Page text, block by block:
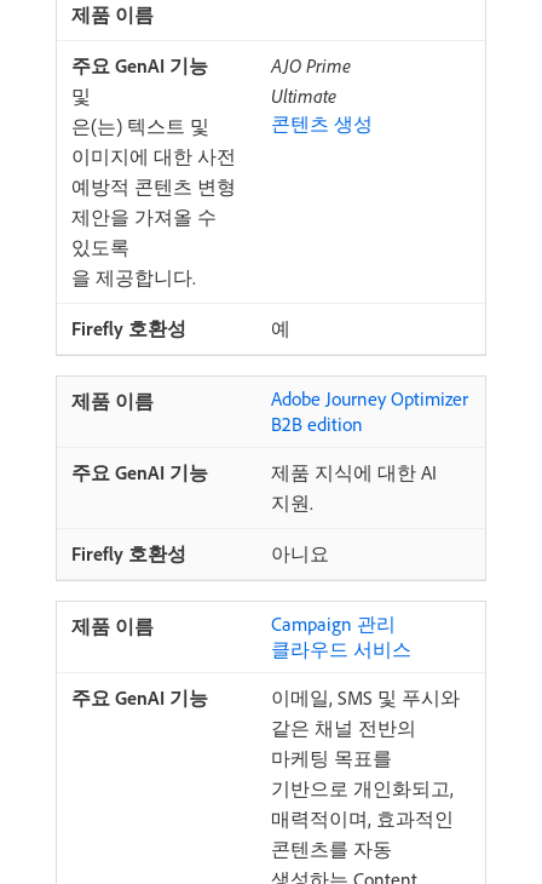
AJO Prime
및
Ultimate
​은(는) 텍스트 및
이미지에 대한 사전
예방적 콘텐츠 변형
제안을 가져올 수
있도록
콘텐츠 생성
을 제공합니다.
예
Adobe Journey Optimizer
B2B edition
제품 지식에 대한 AI
지원.
아니요
Campaign 관리
클라우드 서비스
이메일, SMS 및 푸시와
같은 채널 전반의
마케팅 목표를
기반으로 개인화되고,
매력적이며, 효과적인
콘텐츠를 자동
생성하는 Content